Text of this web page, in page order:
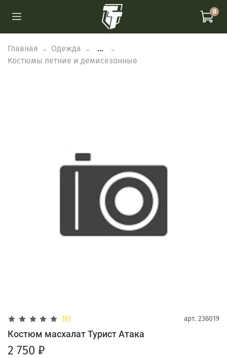
0
Главная Одежда
...
Костюмы летние и демисезонные
(0) арт. 236019
Костюм масхалат Турист Атака
2 750 ₽